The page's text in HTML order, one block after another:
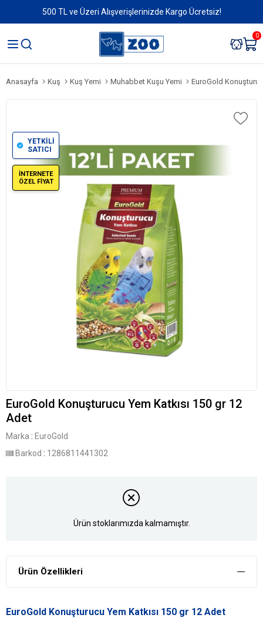
500 TL ve Üzeri Alışverişlerinizde Kargo Ücretsiz!
0
Anasayfa Kuş Kuş Yemi Muhabbet Kuşu Yemi EuroGold
YETKİLİ
SATICI
İNTERNETE
ÖZEL FİYAT
EuroGold Konuşturucu Yem Katkısı 150 gr 12
Adet
Marka : EuroGold
Barkod : 1286811441302
Ürün stoklarımızda kalmamıştır.
Ürün Özellikleri
EuroGold Konuşturucu Yem Katkısı 150 gr 12 Adet